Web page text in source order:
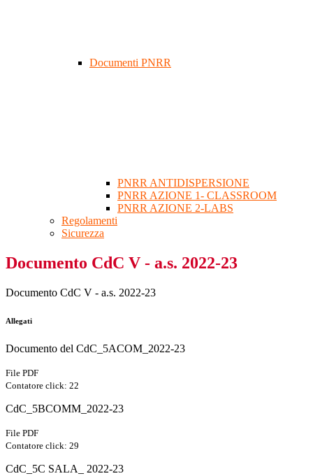
Documenti PNRR
PNRR ANTIDISPERSIONE
PNRR AZIONE 1- CLASSROOM
PNRR AZIONE 2-LABS
Regolamenti
Sicurezza
Documento CdC V - a.s. 2022-23
Documento CdC V - a.s. 2022-23
Allegati
Documento del CdC_5ACOM_2022-23
File PDF
Contatore click: 22
CdC_5BCOMM_2022-23
File PDF
Contatore click: 29
CdC_5C SALA_ 2022-23